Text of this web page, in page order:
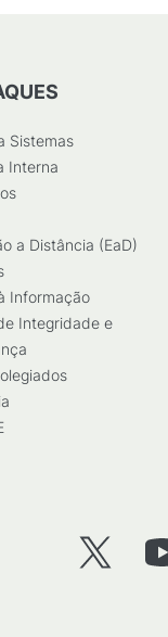
Sistemas
Interna
a Distância (EaD)
Informação
Integridade e